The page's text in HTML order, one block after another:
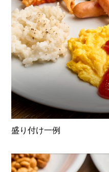
盛り付け一例